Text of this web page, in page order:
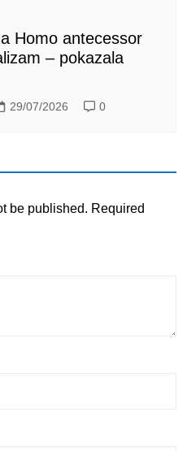
Homo antecessor
– pokazala
29/07/2026 0
be published. Required